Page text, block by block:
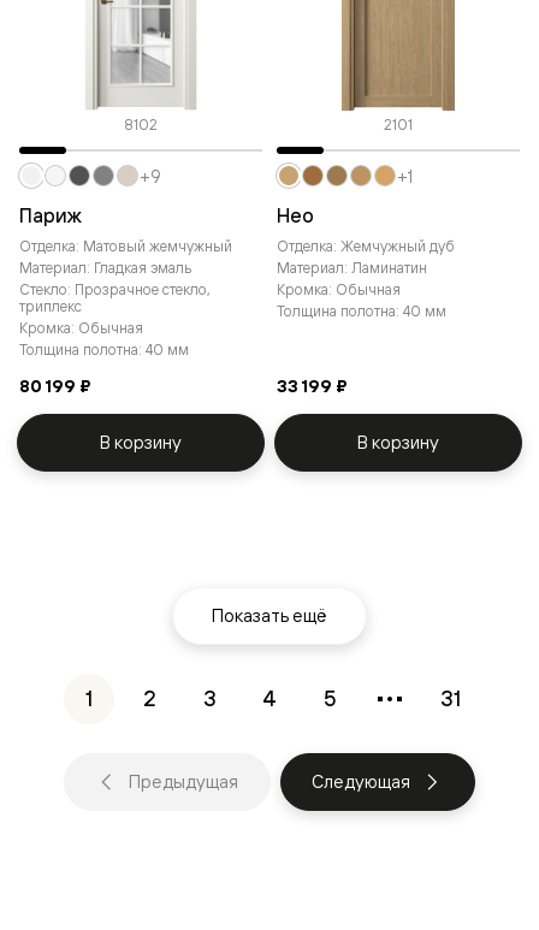
8102
Париж
Отделка: Матовый жемчужный
Материал: Гладкая эмаль
Стекло: Прозрачное стекло,
триплекс
Кромка: Обычная
Толщина полотна: 40 мм
80 199 ₽
+9
В корзину
2101
Нео
Отделка: Жемчужный дуб
Материал: Ламинатин
Кромка: Обычная
Толщина полотна: 40 мм
33 199 ₽
+1
В корзину
Показать ещё
1 2 3 4 5 31
Предыдущая Следующая